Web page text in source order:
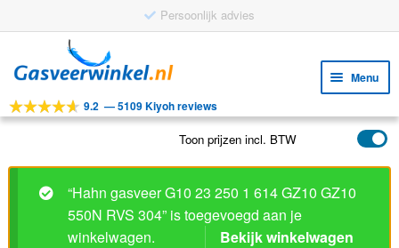
Persoonlijk advies
door
navigatie
naar
inhoud
Menu
Tools
Toepassingen
Klantenservice
9.2 —5109 Kiyoh reviews
Toon prijzen incl. BTW
“Hahn gasveer G10 23 250 1 614 GZ10 GZ10
550N RVS 304” is toegevoegd aan je
winkelwagen.
Bekijk winkelwagen